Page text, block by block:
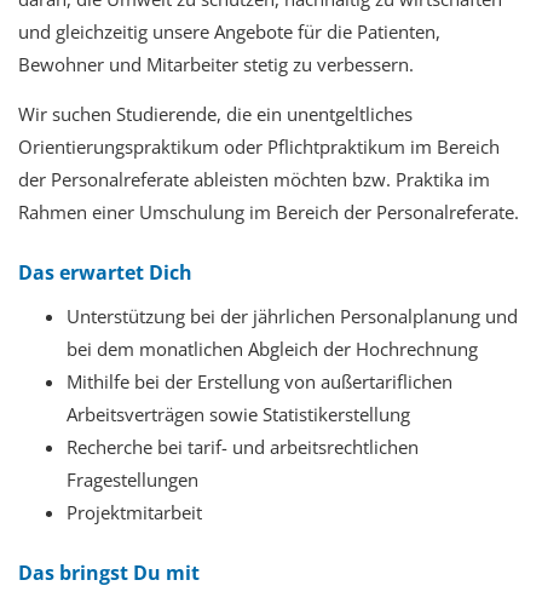
und gleichzeitig unsere Angebote für die Patienten,
Bewohner und Mitarbeiter stetig zu verbessern.
Wir suchen Studierende, die ein unentgeltliches
Orientierungspraktikum oder Pflichtpraktikum im Bereich
der Personalreferate ableisten möchten bzw. Praktika im
Rahmen einer Umschulung im Bereich der Personalreferate.
Das erwartet Dich
Unterstützung bei der jährlichen Personalplanung und
bei dem monatlichen Abgleich der Hochrechnung
Mithilfe bei der Erstellung von außertariflichen
Arbeitsverträgen sowie Statistikerstellung
Recherche bei tarif- und arbeitsrechtlichen
Fragestellungen
Projektmitarbeit
Das bringst Du mit